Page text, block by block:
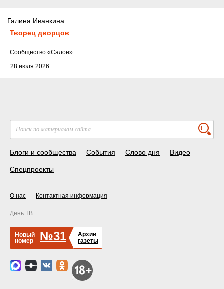
Галина Иванкина
Творец дворцов
28 июля 2026
Cообщество «Салон»
Блоги и сообщества События Слово дня Видео
Спецпроекты
О нас Контактная информация
День ТВ
Новый
номер
№31
Архив
газеты